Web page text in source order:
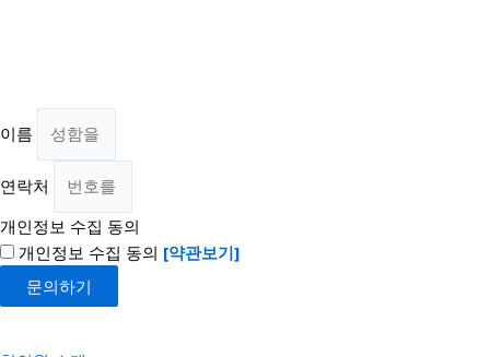
이름
연락처
개인정보 수집 동의
개인정보 수집 동의 [약관보기]
문의하기